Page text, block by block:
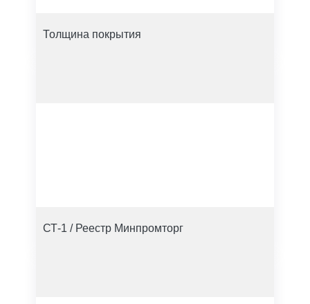
Толщина покрытия
СТ-1 / Реестр Минпромторг